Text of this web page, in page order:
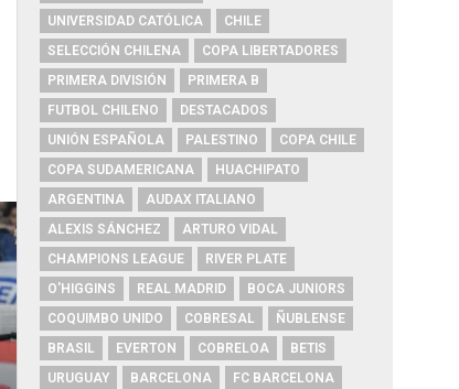
UNIVERSIDAD CATÓLICA
CHILE
SELECCIÓN CHILENA
COPA LIBERTADORES
PRIMERA DIVISIÓN
PRIMERA B
FUTBOL CHILENO
DESTACADOS
UNIÓN ESPAÑOLA
PALESTINO
COPA CHILE
COPA SUDAMERICANA
HUACHIPATO
ARGENTINA
AUDAX ITALIANO
ALEXIS SÁNCHEZ
ARTURO VIDAL
CHAMPIONS LEAGUE
RIVER PLATE
O'HIGGINS
REAL MADRID
BOCA JUNIORS
COQUIMBO UNIDO
COBRESAL
ÑUBLENSE
BRASIL
EVERTON COBRELOA
BETIS
URUGUAY
BARCELONA
FC BARCELONA